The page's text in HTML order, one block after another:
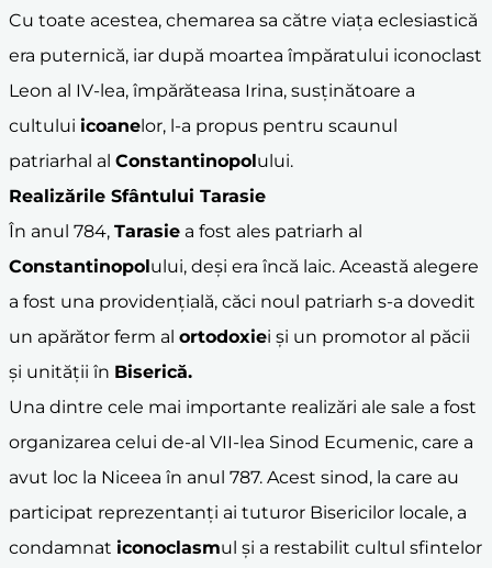
Cu toate acestea, chemarea sa către viața eclesiastică
era puternică, iar după moartea împăratului iconoclast
Leon al IV-lea, împărăteasa Irina, susținătoare a
cultului icoanelor, l-a propus pentru scaunul
patriarhal al Constantinopolului.
Realizările Sfântului Tarasie
În anul 784, Tarasie a fost ales patriarh al
Constantinopolului, deși era încă laic. Această alegere
a fost una providențială, căci noul patriarh s-a dovedit
un apărător ferm al ortodoxiei și un promotor al păcii
și unității în Biserică.
Una dintre cele mai importante realizări ale sale a fost
organizarea celui de-al VII-lea Sinod Ecumenic, care a
avut loc la Niceea în anul 787. Acest sinod, la care au
participat reprezentanți ai tuturor Bisericilor locale, a
condamnat iconoclasmul și a restabilit cultul sfintelor